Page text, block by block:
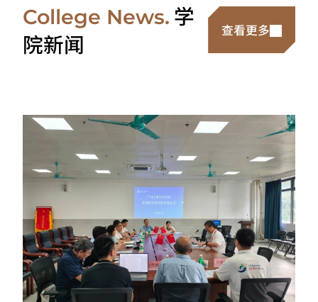
College News. 学
院新闻
查看更多